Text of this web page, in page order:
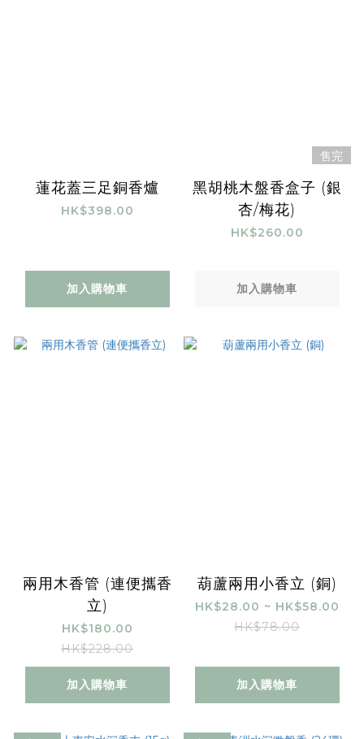
蓮花蓋三足銅香爐
HK$398.00
加入購物車
售完
黑胡桃木盤香盒子 (銀
杏/梅花)
HK$260.00
加入購物車
兩用木香管 (連便攜香
立)
HK$180.00
HK$228.00
加入購物車
葫蘆兩用小香立 (銅)
HK$28.00 ~ HK$58.00
HK$78.00
加入購物車